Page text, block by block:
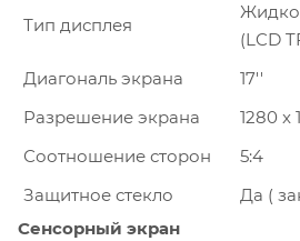
Тип дисплея
(LCD
Диагональ экрана
17''
Разрешение экрана
1280 x
Соотношение сторон
5:4
Защитное стекло
Да (
Сенсорный экран